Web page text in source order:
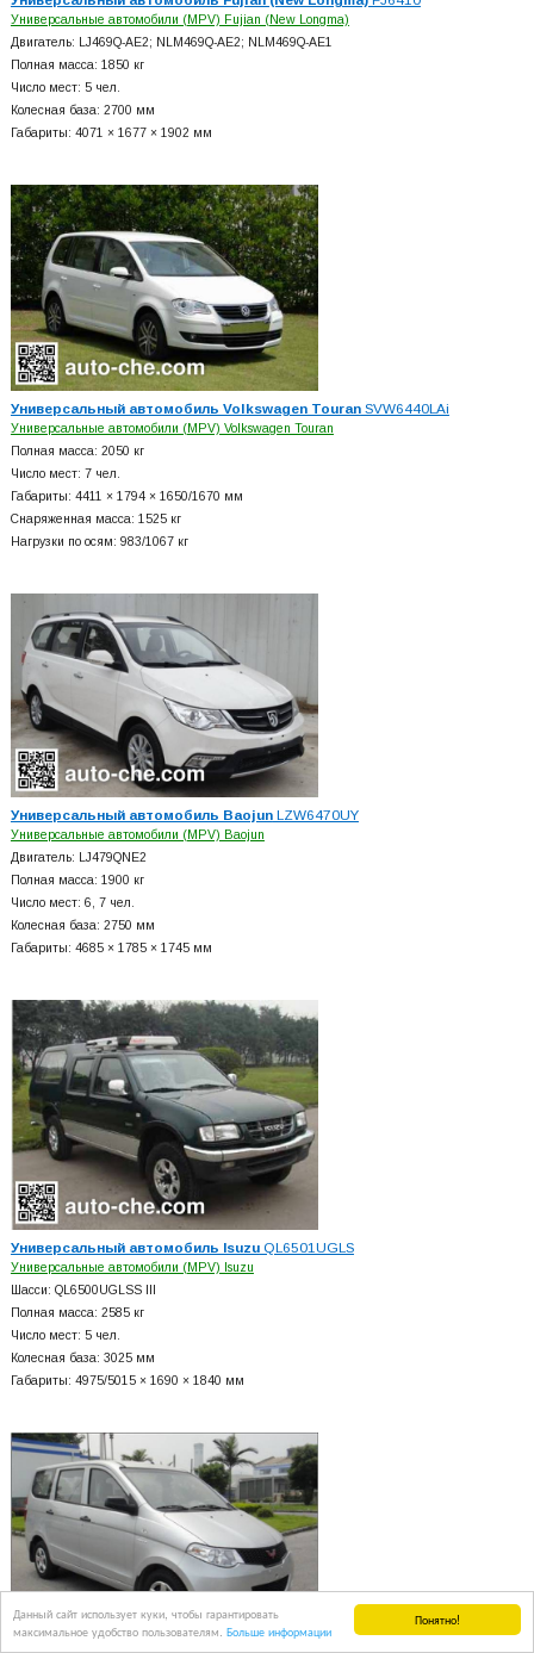
Понятно!
Данный сайт использует куки, чтобы гарантировать
максимальное удобство пользователям. Больше информации
Универсальные автомобили (MPV) Fujian (New Longma)
Двигатель: LJ469Q-AE2; NLM469Q-AE2; NLM469Q-AE1
Полная масса: 1850 кг
Число мест: 5 чел.
Колесная база: 2700 мм
Габариты: 4071 × 1677 × 1902 мм
Универсальный автомобиль Volkswagen TouranSVW6440LAi
Универсальные автомобили (MPV) Volkswagen Touran
Полная масса: 2050 кг
Число мест: 7 чел.
Габариты: 4411 × 1794 × 1650/1670 мм
Снаряженная масса: 1525 кг
Нагрузки по осям: 983/1067 кг
Универсальный автомобиль BaojunLZW6470UY
Универсальные автомобили (MPV) Baojun
Двигатель: LJ479QNE2
Полная масса: 1900 кг
Число мест: 6, 7 чел.
Колесная база: 2750 мм
Габариты: 4685 × 1785 × 1745 мм
Универсальный автомобиль IsuzuQL6501UGLS
Универсальные автомобили (MPV) Isuzu
Шасси: QL6500UGLSS III
Полная масса: 2585 кг
Число мест: 5 чел.
Колесная база: 3025 мм
Габариты: 4975/5015 × 1690 × 1840 мм